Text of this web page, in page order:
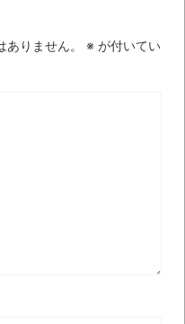
て色々見失う、新
りません。 ※ が付いてい